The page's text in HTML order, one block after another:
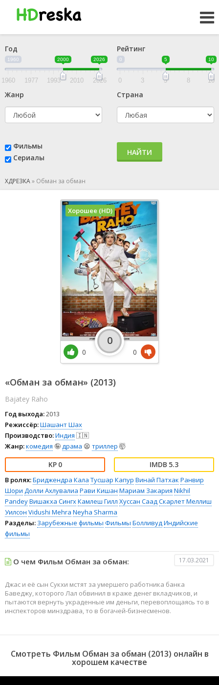
Год
1960 2000 2026
1960 1977 1993 2010 2026
Рейтинг
0 5 10
0 3 5 8 10
Жанр Страна
Фильмы
Сериалы
НАЙТИ
ХДРЕЗКА» Обман за обман
«Обман за обман» (2013)
Bajatey Raho
Год выхода:2013
Режиссёр:Шашант Шах
Производство:Индия 🇮🇳
Жанр:комедия 🤪драма 😫 триллер 🤯
0 5.3
В ролях:Бриджендра Кала Тусшар Капур Винай Патхак Ранвир
Шори Долли Ахлувалиа Рави Кишан Мариам Закария Nikhil
PandeyВишакха СингхКамлеш Гилл Хуссан СаадСкарлет Меллиш
Уилсон Vidushi Mehra Neyha Sharma
Разделы: Зарубежные фильмы Фильмы БолливудИндийские
фильмы
Хорошее (HD)
0
0
0
О чем Фильм Обман за обман: 17.03.2021
Джас и её сын Сукхи мстят за умершего работника банка
Баведжу, которого Лал обвинил в краже денег вкладчиков, и
пытаются вернуть украденные им деньги, перевоплощаясь то в
инспекторов минздрава, то в богачей-бизнесменов.
Смотреть Фильм Обман за обман (2013) онлайн в
хорошем качестве